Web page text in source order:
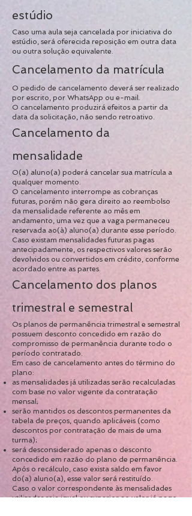
estúdio
Caso uma aula seja cancelada por iniciativa do
estúdio, será oferecida reposição em outra data
ou outra solução equivalente.
Cancelamento da matrícula
O pedido de cancelamento deverá ser realizado
por escrito, por WhatsApp ou e-mail.
O cancelamento produzirá efeitos a partir da
data da solicitação, não sendo retroativo.
Cancelamento da
mensalidade
O(a) aluno(a) poderá cancelar sua matrícula a
qualquer momento.
O cancelamento interrompe as cobranças
futuras, porém não gera direito ao reembolso
da mensalidade referente ao mês em
andamento, uma vez que a vaga permaneceu
reservada ao(à) aluno(a) durante esse período.
Caso existam mensalidades futuras pagas
antecipadamente, os respectivos valores serão
devolvidos ou convertidos em crédito, conforme
acordado entre as partes.
Cancelamento dos planos
trimestral e semestral
Os planos de permanência trimestral e semestral
possuem desconto concedido em razão do
compromisso de permanência durante todo o
período contratado.
Em caso de cancelamento antes do término do
plano:
as mensalidades já utilizadas serão recalculadas
com base no valor vigente da contratação
mensal;
serão mantidos os descontos permanentes da
tabela de preços, quando aplicáveis (como
descontos por contratação de mais de uma
turma);
será desconsiderado apenas o desconto
concedido em razão do plano de permanência.
Após o recálculo, caso exista saldo em favor
do(a) aluno(a), esse valor será restituído.
Caso o valor correspondente às mensalidades
utilizadas seja igual ou superior ao valor já pago,